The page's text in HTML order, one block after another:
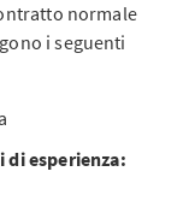
normale
i seguenti
di esperienza: